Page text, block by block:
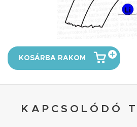
KOSÁRBA RAKOM
KAPCSOLÓDÓ